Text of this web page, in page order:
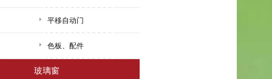
平移自动门
色板、配件
玻璃窗